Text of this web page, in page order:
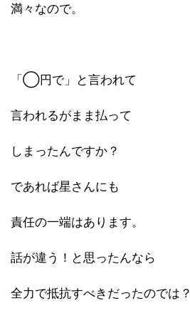
満々なので。
「◯円で」と言われて
言われるがまま払って
しまったんですか？
であれば星さんにも
責任の一端はあります。
話が違う！と思ったんなら
全力で抵抗すべきだったのでは？